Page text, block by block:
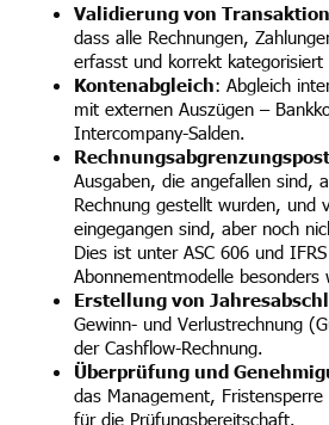
Validierung von
dass alle Rechnungen,
erfasst und korrekt kategorisiert
Kontenabgleich: Abgleich
mit externen Auszügen –
Intercompany-Salden.
Ausgaben, die angefallen sind,
Rechnung gestellt wurden, und
eingegangen sind, aber noch
Dies ist unter ASC 606 und
Abonnementmodelle besonders
Erstellung von
Gewinn- und Verlustrechnung
der Cashflow-Rechnung.
Überprüfung und
das Management,
für die Prüfungsbereitschaft.